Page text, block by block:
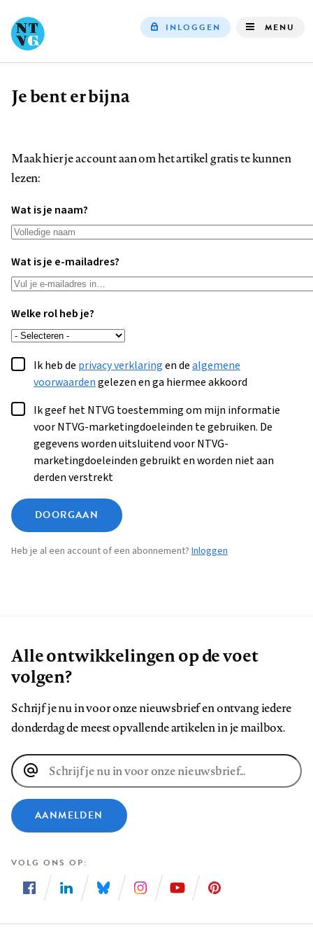
INLOGGEN MENU
Kruimelpad
Je bent er bijna
Maak hier je account aan om het artikel gratis te kunnen
lezen:
Wat is je naam?
Wat is je e-mailadres?
Welke rol heb je?
Ik heb de privacy verklaringen dealgemene
voorwaardengelezen en ga hiermee akkoord
Ik geef het NTVG toestemming om mijn informatie
voor NTVG-marketingdoeleinden te gebruiken. De
gegevens worden uitsluitend voor NTVG-
marketingdoeleinden gebruikt en worden niet aan
derden verstrekt
DOORGAAN
Heb je al een account of een abonnement? Inloggen
Alle ontwikkelingen op de voet
volgen?
Schrijf je nu in voor onze nieuwsbrief en ontvang iedere
donderdag de meest opvallende artikelen in je mailbox.
E-
mailadres
AANMELDEN
VOLG ONS OP
ons
ons
ons
ons
ons
ons